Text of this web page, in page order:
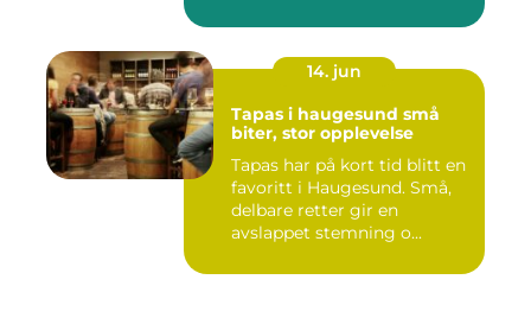
14. jun
Tapas i haugesund små
biter, stor opplevelse
Tapas har på kort tid blitt en
favoritt i Haugesund. Små,
delbare retter gir en
avslappet stemning o...